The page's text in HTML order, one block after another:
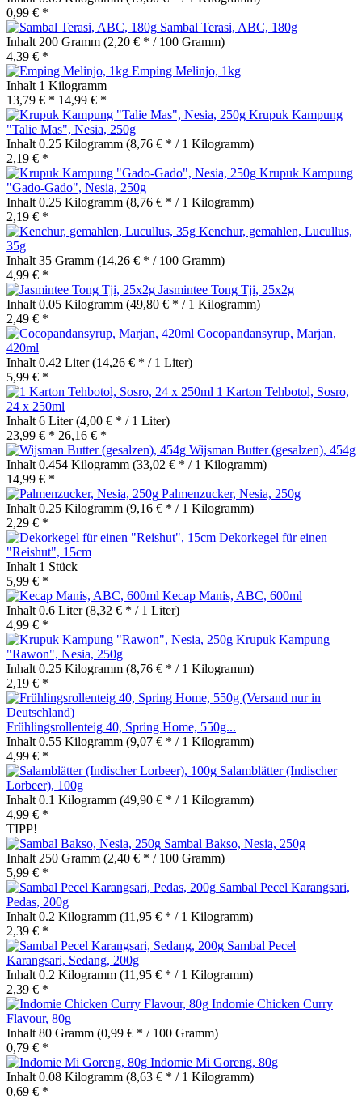
0,99 € *
Sambal Terasi, ABC, 180g
Inhalt 200 Gramm (2,20 € * / 100 Gramm)
4,39 € *
Emping Melinjo, 1kg
Inhalt 1 Kilogramm
13,79 € * 14,99 € *
Krupuk Kampung
"Talie Mas", Nesia, 250g
Inhalt 0.25 Kilogramm (8,76 € * / 1 Kilogramm)
2,19 € *
Krupuk Kampung
"Gado-Gado", Nesia, 250g
Inhalt 0.25 Kilogramm (8,76 € * / 1 Kilogramm)
2,19 € *
Kenchur, gemahlen, Lucullus,
35g
Inhalt 35 Gramm (14,26 € * / 100 Gramm)
4,99 € *
Jasmintee Tong Tji, 25x2g
Inhalt 0.05 Kilogramm (49,80 € * / 1 Kilogramm)
2,49 € *
Cocopandansyrup, Marjan,
420ml
Inhalt 0.42 Liter(14,26 € * / 1 Liter)
5,99 € *
1 Karton Tehbotol, Sosro,
24 x 250ml
Inhalt 6 Liter(4,00 € * / 1 Liter)
23,99 € * 26,16 € *
Wijsman Butter (gesalzen), 454g
Inhalt 0.454 Kilogramm (33,02 € * / 1 Kilogramm)
14,99 € *
Palmenzucker, Nesia, 250g
Inhalt 0.25 Kilogramm (9,16 € * / 1 Kilogramm)
2,29 € *
Dekorkegel für einen
"Reishut", 15cm
Inhalt 1 Stück
5,99 € *
Kecap Manis, ABC, 600ml
Inhalt 0.6 Liter(8,32 € * / 1 Liter)
4,99 € *
Krupuk Kampung
"Rawon", Nesia, 250g
Inhalt 0.25 Kilogramm (8,76 € * / 1 Kilogramm)
2,19 € *
Frühlingsrollenteig 40, Spring Home, 550g...
Inhalt 0.55 Kilogramm (9,07 € * / 1 Kilogramm)
4,99 € *
Salamblätter (Indischer
Lorbeer), 100g
Inhalt 0.1 Kilogramm (49,90 € * / 1 Kilogramm)
4,99 € *
TIPP!
Sambal Bakso, Nesia, 250g
Inhalt 250 Gramm (2,40 € * / 100 Gramm)
5,99 € *
Sambal Pecel Karangsari,
Pedas, 200g
Inhalt 0.2 Kilogramm (11,95 € * / 1 Kilogramm)
2,39 € *
Sambal Pecel
Karangsari, Sedang, 200g
Inhalt 0.2 Kilogramm (11,95 € * / 1 Kilogramm)
2,39 € *
Indomie Chicken Curry
Flavour, 80g
Inhalt 80 Gramm (0,99 € * / 100 Gramm)
0,79 € *
Indomie Mi Goreng, 80g
Inhalt 0.08 Kilogramm (8,63 € * / 1 Kilogramm)
0,69 € *